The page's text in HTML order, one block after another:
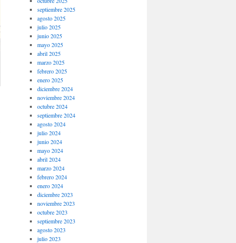
septiembre 2025
agosto 2025
julio 2025
junio 2025
mayo 2025
abril 2025
marzo 2025
febrero 2025
enero 2025
diciembre 2024
noviembre 2024
octubre 2024
septiembre 2024
agosto 2024
julio 2024
junio 2024
mayo 2024
abril 2024
marzo 2024
febrero 2024
enero 2024
diciembre 2023
noviembre 2023
octubre 2023
septiembre 2023
agosto 2023
julio 2023